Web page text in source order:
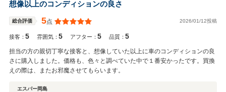
想像以上のコンディションの良さ
総合評価 5点 2026/01/12投稿
接客：5 雰囲気：5 アフター：5 品質：5
担当の方の親切丁寧な接客と、想像していた以上に車のコンディションの良
さに購入しました。価格も、色々と調べていた中で１番安かったです。買換
えの際は、またお邪魔させてもらいます。
エスパー岡島